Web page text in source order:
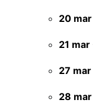
20 mar
21 mar
27 mar
28 mar